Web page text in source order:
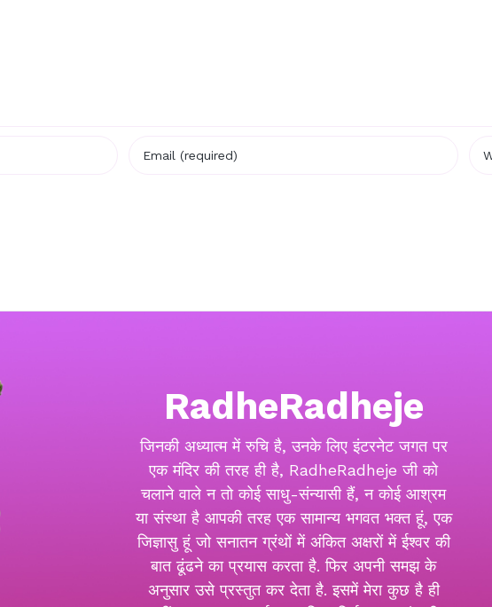
RadheRadheje
जिनकी अध्यात्म में रुचि है, उनके लिए इंटरनेट जगत पर
एक मंदिर की तरह ही है, RadheRadheje जी को
चलाने वाले न तो कोई साधु-संन्यासी हैं, न कोई आश्रम
या संस्था है आपकी तरह एक सामान्य भगवत भक्त हूं, एक
जिज्ञासु हूं जो सनातन ग्रंथों में अंकित अक्षरों में ईश्वर की
बात ढूंढने का प्रयास करता है. फिर अपनी समझ के
अनुसार उसे प्रस्तुत कर देता है. इसमें मेरा कुछ है ही